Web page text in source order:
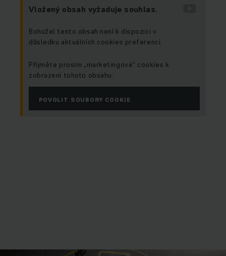
Vložený obsah vyžaduje souhlas.
Bohužel tento obsah není k dispozici v
důsledku aktuálních cookies preferencí.
Přijměte prosím „marketingové“ cookies k
zobrazení tohoto obsahu.
POVOLIT SOUBORY COOKIE